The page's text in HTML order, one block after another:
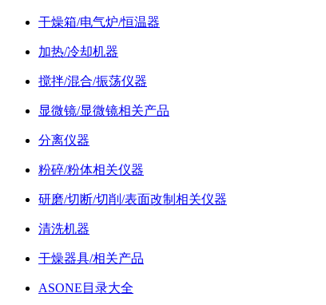
干燥箱/电气炉/恒温器
加热/冷却机器
搅拌/混合/振荡仪器
显微镜/显微镜相关产品
分离仪器
粉碎/粉体相关仪器
研磨/切断/切削/表面改制相关仪器
清洗机器
干燥器具/相关产品
ASONE目录大全